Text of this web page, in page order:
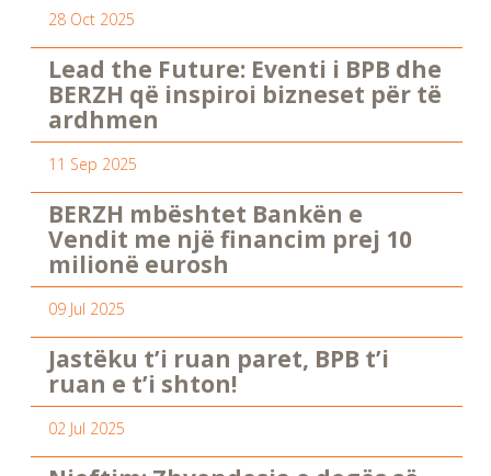
28 Oct 2025
Lead the Future: Eventi i BPB dhe
BERZH që inspiroi bizneset për të
ardhmen
11 Sep 2025
BERZH mbështet Bankën e
Vendit me një financim prej 10
milionë eurosh
09 Jul 2025
Jastëku t’i ruan paret, BPB t’i
ruan e t’i shton!
02 Jul 2025